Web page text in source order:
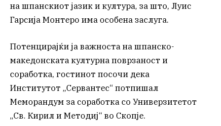
на шпанскиот јазик и култура, за што, Луис
Гарсија Монтеро има особена заслуга.
Потенцирајќи ја важноста на шпанско-
македонската културна поврзаност и
соработка, гостинот посочи дека
Институтот „Сервантес“ потпишал
Меморандум за соработка со Универзитетот
„Св. Кирил и Методиј“ во Скопје.